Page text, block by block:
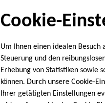
Cookie-
Um Ihnen einen idealen
Steuerung und den
Erhebung von Statistiken sowie
können. Durch unsere Cookie-
Ihrer getätigten Einstellungen